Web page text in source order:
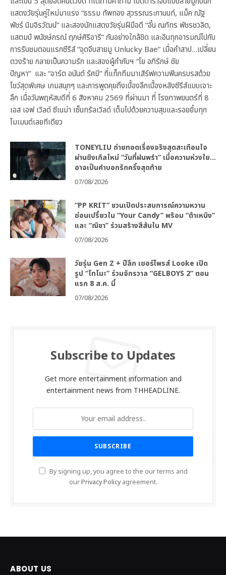
แสดงวัยรุ่นคู่ใหม่มาแรง “ธรรม ทัพทอง สุวรรณระกานนท์, แม็ค ณัฐ
พัชร์ นิมจิรวัฒน์” และสองนักแสดงวัยรุ่นฝีมือดี “อั๋น ณภัทร พัชรชวลิต,
แสตมป์ พนัชษ์กรณ์ ฤกษ์ศิริอารี” กันอย่างใกล้ชิด และอินทุกอารมณ์ไปกับ
การรับชมตอนแรกซีรีส์ “จุดจีบสายมู Unlucky Bae” เมื่อคำสาป…เปลี่ยน
ดวงร้าย กลายเป็นความรัก และสองผู้กำกับฯ “โย อภิรักษ์ ชัย
ปัญหา” และ “อาร์ต อนันต์ รัศมี” ที่แท็กทีมมาเสิร์ฟความฟินครบรสด้วย
โชว์สุดพิเศษ เกมสนุกๆ และการพูดคุยถึงเบื้องลึกเบื้องหลังซีรีส์แบบเจาะ
ลึก เมื่อวันพฤหัสบดีที่ 6 สิงหาคม 2569 ที่ผ่านมา ที่ โรงภาพยนตร์ที่ 8
เอส เอฟ เวิลด์ ซีเนม่า เซ็นทรัลเวิลด์ เต็มไปด้วยความสุขและรอยยิ้มทุก
โมเมนต์เลยทีเดียว
TONEYLIU ถ่ายทอดเรื่องจริงสุดสะเทือนใจ
ผ่านซิงเกิลใหม่ “วันที่ฝนพรำ” เมื่อความห่วงใย…
อาจเป็นคำบอกรักครั้งสุดท้าย
07/08/2026
“PP KRIT” ชวนเปิดประสบการณ์ความหวาน
ซ่อนเปรี้ยวใน “Your Candy” พร้อม “ต้าเหนิง”
และ “ณิชา” ร่วมสร้างสีสันใน MV
07/08/2026
วัยรุ่น Gen Z + ปีลึก เซอร์ไพรส์ Looke เปิด
รูป “โทโมะ” ร่วมจักรวาล “GELBOYS 2” ตอน
แรก 8 ส.ค. นี้
07/08/2026
Subscribe to Updates
Get more entertainment information and
entertainment news from THHEADLINE.
By signing up, you agree to the our terms and
ourPrivacy Policyagreement.
ABOUT US